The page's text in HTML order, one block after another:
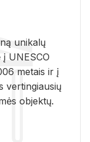
unikalų
UNESCO
metais ir į
vertingiausių
objektų.